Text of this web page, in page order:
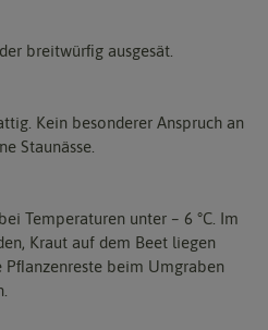
breitwürﬁg ausgesät.
Kein besonderer Anspruch an
Staunässe.
Temperaturen unter – 6 °C. Im
Kraut auf dem Beet liegen
Pﬂanzenreste beim Umgraben